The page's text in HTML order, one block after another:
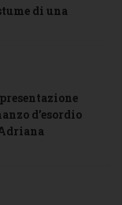
di una
d’esordio